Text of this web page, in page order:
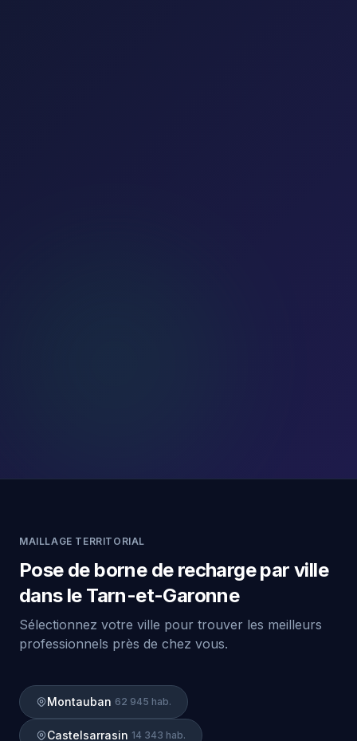
MAILLAGE TERRITORIAL
Pose de borne de recharge par ville
dans le Tarn-et-Garonne
Sélectionnez votre ville pour trouver les meilleurs
professionnels près de chez vous.
Montauban 62 945 hab.
Castelsarrasin 14 343 hab.